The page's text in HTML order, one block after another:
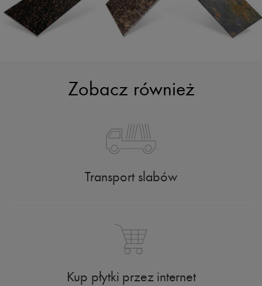
Zobacz również
Transport slabów
Kup płytki przez internet